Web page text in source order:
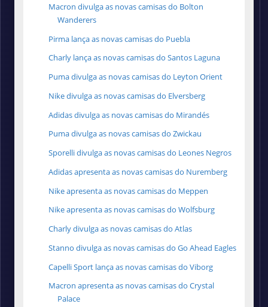
Macron divulga as novas camisas do Bolton
Wanderers
Pirma lança as novas camisas do Puebla
Charly lança as novas camisas do Santos Laguna
Puma divulga as novas camisas do Leyton Orient
Nike divulga as novas camisas do Elversberg
Adidas divulga as novas camisas do Mirandés
Puma divulga as novas camisas do Zwickau
Sporelli divulga as novas camisas do Leones Negros
Adidas apresenta as novas camisas do Nuremberg
Nike apresenta as novas camisas do Meppen
Nike apresenta as novas camisas do Wolfsburg
Charly divulga as novas camisas do Atlas
Stanno divulga as novas camisas do Go Ahead Eagles
Capelli Sport lança as novas camisas do Viborg
Macron apresenta as novas camisas do Crystal
Palace